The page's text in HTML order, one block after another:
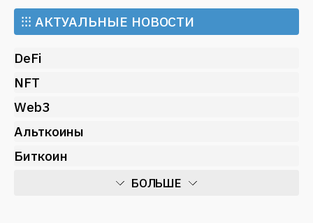
⁝⁝⁝ АКТУАЛЬНЫЕ НОВОСТИ
DeFi
NFT
Web3
Альткоины
Биткоин
БОЛЬШЕ